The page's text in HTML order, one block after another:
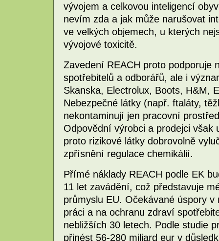
vývojem a celkovou inteligencí
nevím zda a jak může narušovat
ve velkých objemech, u kterých
vývojové toxicitě.
Zavedení REACH proto podporuje
spotřebitelů a odborářů, ale i
Skanska, Electrolux, Boots, H&M,
Nebezpečné látky (např. ftaláty,
nekontaminují jen pracovní
Odpovědní výrobci a prodejci
proto rizikové látky dobrovolně
zpřísnění regulace chemikálií.
Přímé náklady REACH podle EK
11 let zavádění, což představuje
průmyslu EU. Očekávané úspory
práci a na ochranu zdraví
nebližších 30 letech. Podle studie
přinést 56-280 miliard eur v